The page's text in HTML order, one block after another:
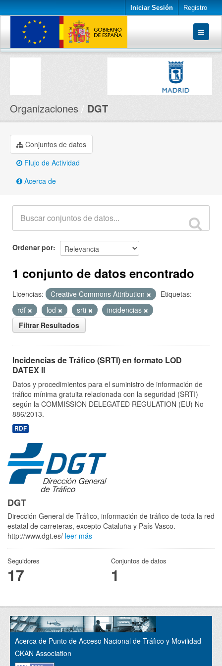
Iniciar Sesión Registro
Conjuntos de datos
Organizaciones DGT
Conjuntos de datos
Flujo de Actividad
Acerca de
Ordenar por
1 conjunto de datos encontrado
Licencias: Creative Commons Attribution
Etiquetas:
rdf
lod srti
incidencias
Filtrar Resultados
Incidencias de Tráfico (SRTI) en formato LOD
DATEX II
Datos y procedimientos para el suministro de información de
tráfico mínima gratuita relacionada con la seguridad (SRTI)
según la COMMISSION DELEGATED REGULATION (EU) No
886/2013.
RDF
DGT
Dirección General de Tráfico, información de tráfico de toda la red
estatal de carreteras, excepto Cataluña y País Vasco.
http://www.dgt.es/ leer más
Seguidores
17
Conjuntos de datos
1
Acerca de Punto de Acceso Nacional de Tráfico y Movilidad
CKAN Association